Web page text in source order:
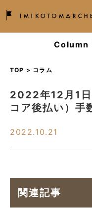
Column
TOP > コラム
2022年12月1日
コア後払い）手
2022.10.21
関連記事